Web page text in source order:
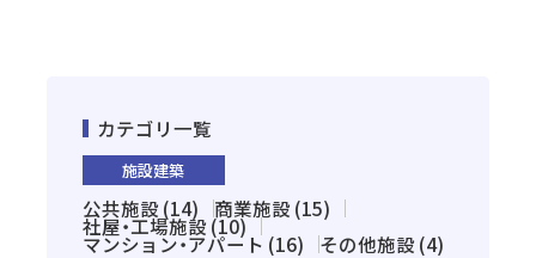
カテゴリ一覧
施設建築
公共施設 (14) 商業施設 (15)
社屋・工場施設 (10)
マンション・アパート (16) その他施設 (4)